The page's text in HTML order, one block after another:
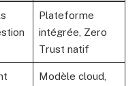
Plateforme
intégrée, Zero
Trust natif
Modèle cloud,